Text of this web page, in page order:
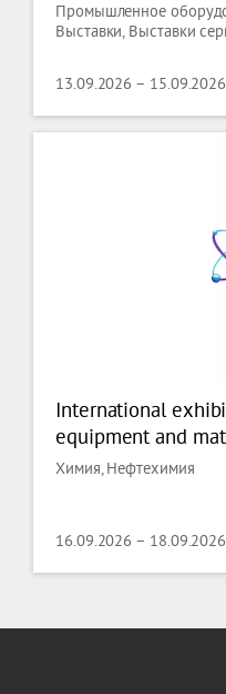
Промышленное
Выставки, Выставки
13.09.2026 – 15.09.2026
International
equipment and
Chemical Show
Химия, Нефтехимия
16.09.2026 – 18.09.2026